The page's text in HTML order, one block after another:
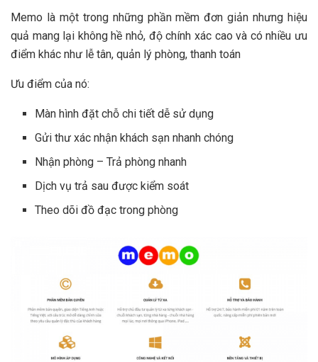
Memo là một trong những phần mềm đơn giản nhưng hiệu
quả mang lại không hề nhỏ, độ chính xác cao và có nhiều ưu
điểm khác như lễ tân, quản lý phòng, thanh toán
Ưu điểm của nó:
Màn hình đặt chỗ chi tiết dễ sử dụng
Gửi thư xác nhận khách sạn nhanh chóng
Nhận phòng – Trả phòng nhanh
Dịch vụ trả sau được kiểm soát
Theo dõi đồ đạc trong phòng